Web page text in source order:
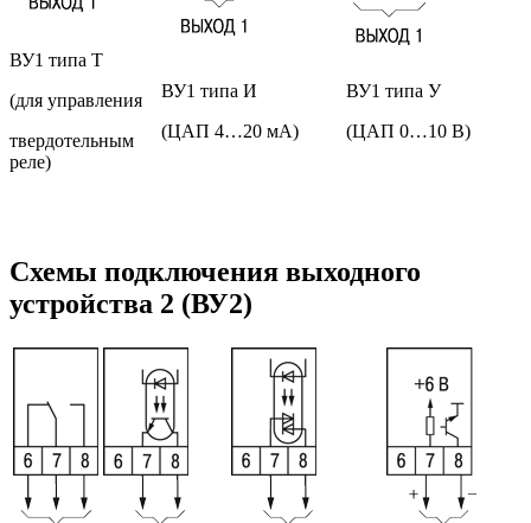
ВУ1 типа Т
(для управления
твердотельным
реле)
ВУ1 типа И
(ЦАП 4…20 мА)
ВУ1 типа У
(ЦАП 0…10 В)
Схемы подключения выходного
устройства 2 (ВУ2)